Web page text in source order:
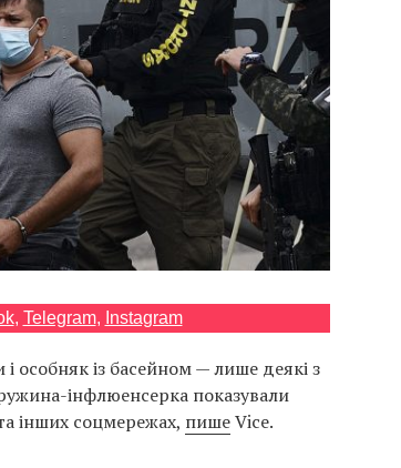
, Telegram, Instagram
особняк із басейном — лише деякі з
інфлюенсерка показували
інших соцмережах, пишеVice.